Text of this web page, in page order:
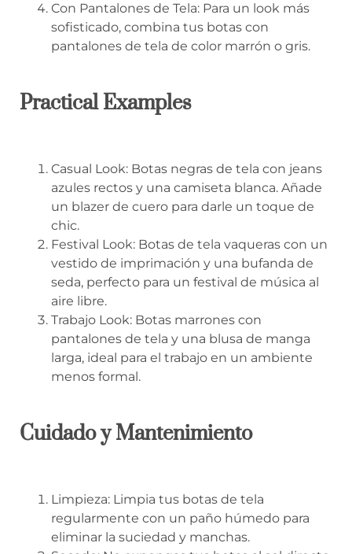
Con Pantalones de Tela: Para un look más
sofisticado, combina tus botas con
pantalones de tela de color marrón o gris.
Practical Examples
Casual Look: Botas negras de tela con jeans
azules rectos y una camiseta blanca. Añade
un blazer de cuero para darle un toque de
chic.
Festival Look: Botas de tela vaqueras con un
vestido de imprimación y una bufanda de
seda, perfecto para un festival de música al
aire libre.
Trabajo Look: Botas marrones con
pantalones de tela y una blusa de manga
larga, ideal para el trabajo en un ambiente
menos formal.
Cuidado y Mantenimiento
Limpieza: Limpia tus botas de tela
regularmente con un paño húmedo para
eliminar la suciedad y manchas.